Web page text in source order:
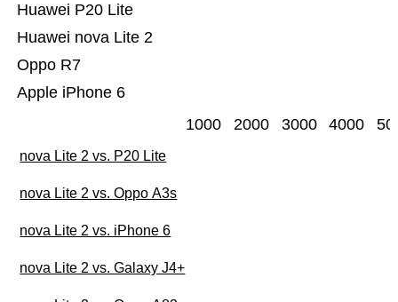
Apple iPhone 6
Oppo R7
Huawei nova Lite 2
Huawei P20 Lite
1000 2000 3000 4000
nova Lite 2 vs. P20 Lite
nova Lite 2 vs. Oppo A3s
nova Lite 2 vs. iPhone 6
nova Lite 2 vs. Galaxy J4+